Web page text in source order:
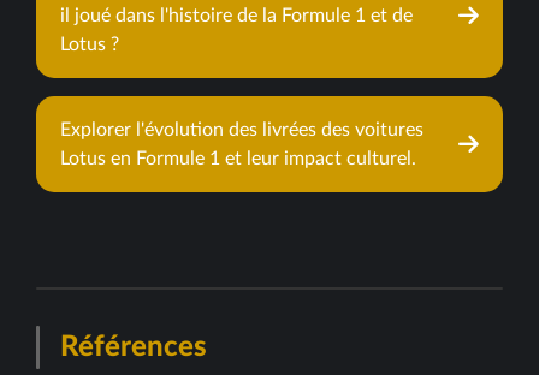
il joué dans l'histoire de la Formule 1 et de
Lotus ?
Explorer l'évolution des livrées des voitures
Lotus en Formule 1 et leur impact culturel.
Références